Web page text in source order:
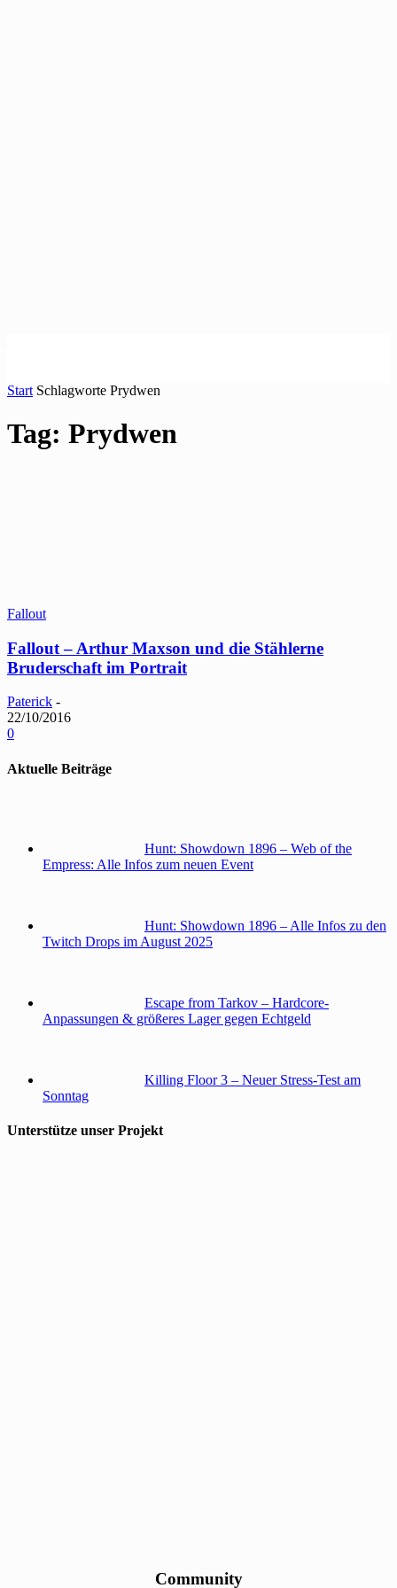
Start Schlagworte Prydwen
Tag: Prydwen
Fallout
Fallout – Arthur Maxson und die Stählerne
Bruderschaft im Portrait
Paterick -
22/10/2016
0
Aktuelle Beiträge
Hunt: Showdown 1896 – Web of the
Empress: Alle Infos zum neuen Event
Hunt: Showdown 1896 – Alle Infos zu den
Twitch Drops im August 2025
Escape from Tarkov – Hardcore-
Anpassungen & größeres Lager gegen Echtgeld
Killing Floor 3 – Neuer Stress-Test am
Sonntag
Unterstütze unser Projekt
Community